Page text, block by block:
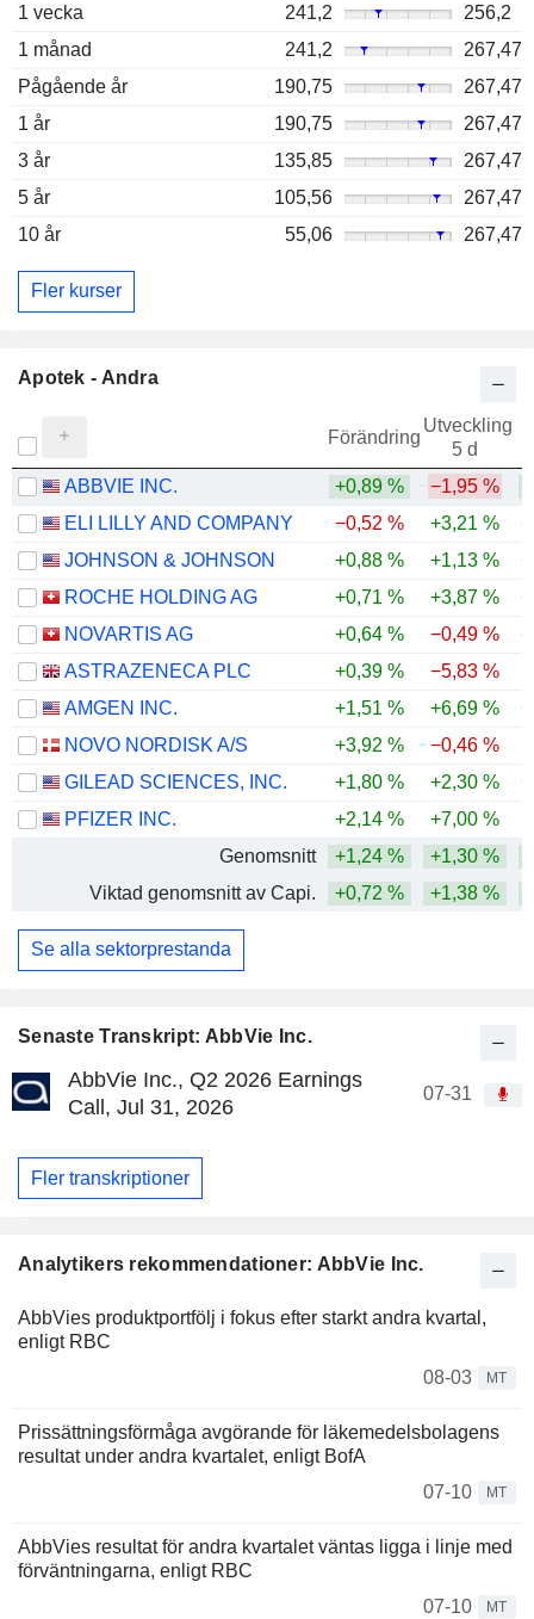
Senaste Transkript: AbbVie Inc.
AbbVie Inc., Q2 2026 Earnings
Call, Jul 31, 2026
07-31
Fler transkriptioner
Analytikers rekommendationer: AbbVie Inc.
AbbVies produktportfölj i fokus efter starkt andra kvartal,
enligt RBC
08-03
MT
Prissättningsförmåga avgörande för läkemedelsbolagens
resultat under andra kvartalet, enligt BofA
07-10
MT
AbbVies resultat för andra kvartalet väntas ligga i linje med
förväntningarna, enligt RBC
07-10
MT
1 vecka 241,2
256,2
1 månad
241,2
267,47
Pågående år
190,75
267,47
1 år
190,75
267,47
3 år
135,85
267,47
5 år
105,56
267,47
10 år
55,06 267,47
Fler kurser
Apotek - Andra
Förändring
Utveckling
5 d
ABBVIE INC. +0,89 % −1,95 %
ELI LILLY AND COMPANY
−0,52 % +3,21 %
JOHNSON & JOHNSON
+0,88 % +1,13 %
ROCHE HOLDING AG
+0,71 % +3,87 %
NOVARTIS AG
+0,64 % −0,49 %
ASTRAZENECA PLC
+0,39 % −5,83 %
AMGEN INC.
+1,51 % +6,69 %
NOVO NORDISK A/S
+3,92 % −0,46 %
GILEAD SCIENCES, INC.
+1,80 % +2,30 %
PFIZER INC.
+2,14 % +7,00 %
Genomsnitt
+1,24 % +1,30 %
Viktad genomsnitt av Capi.
+0,72 % +1,38 %
Se alla sektorprestanda